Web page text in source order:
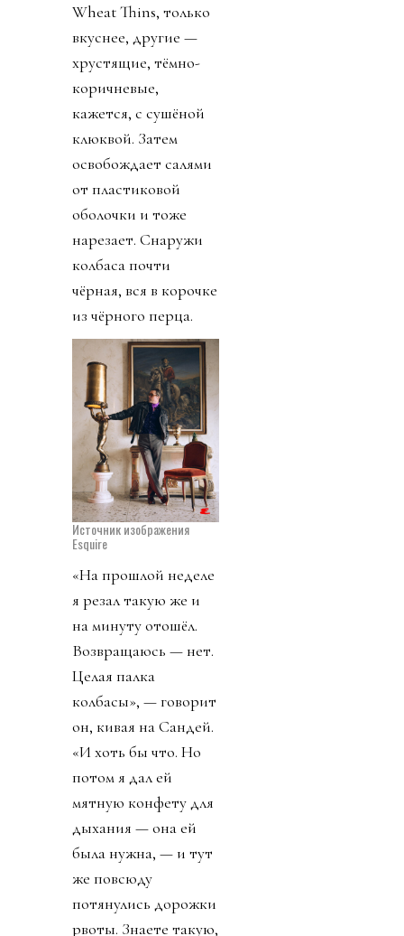
Wheat Thins, только
вкуснее, другие —
хрустящие, тёмно-
коричневые,
кажется, с сушёной
клюквой. Затем
освобождает салями
от пластиковой
оболочки и тоже
нарезает. Снаружи
колбаса почти
чёрная, вся в корочке
из чёрного перца.
Источник изображения
Esquire
«На прошлой неделе
я резал такую же и
на минуту отошёл.
Возвращаюсь — нет.
Целая палка
колбасы», — говорит
он, кивая на Сандей.
«И хоть бы что. Но
потом я дал ей
мятную конфету для
дыхания — она ей
была нужна, — и тут
же повсюду
потянулись дорожки
рвоты. Знаете такую,